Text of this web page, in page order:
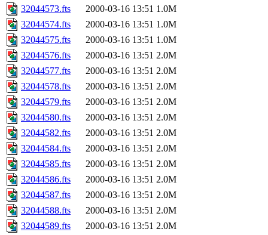
32044573.fts
2000-03-16 13:51 1.0M
32044574.fts
2000-03-16 13:51 1.0M
32044575.fts
2000-03-16 13:51 1.0M
32044576.fts
2000-03-16 13:51 2.0M
32044577.fts
2000-03-16 13:51 2.0M
32044578.fts
2000-03-16 13:51 2.0M
32044579.fts
2000-03-16 13:51 2.0M
32044580.fts
2000-03-16 13:51 2.0M
32044582.fts
2000-03-16 13:51 2.0M
32044584.fts
2000-03-16 13:51 2.0M
32044585.fts
2000-03-16 13:51 2.0M
32044586.fts
2000-03-16 13:51 2.0M
32044587.fts
2000-03-16 13:51 2.0M
32044588.fts
2000-03-16 13:51 2.0M
32044589.fts
2000-03-16 13:51 2.0M